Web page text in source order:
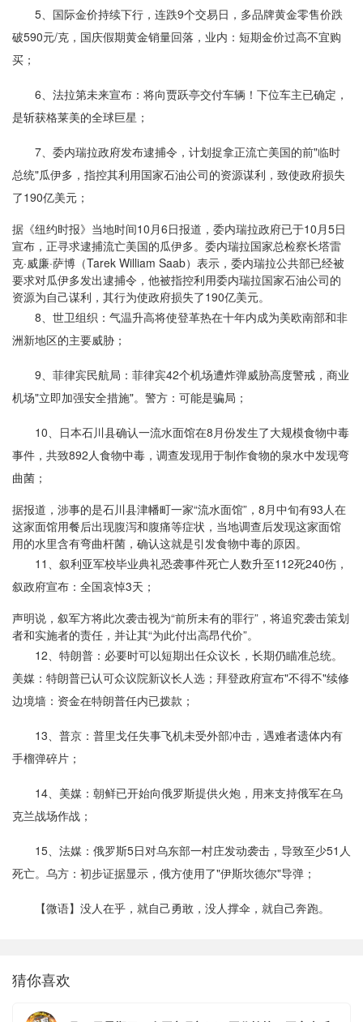
5、国际金价持续下行，连跌9个交易日，多品牌黄金零售价跌
破590元/克，国庆假期黄金销量回落，业内：短期金价过高不宜购
买；
6、法拉第未来宣布：将向贾跃亭交付车辆！下位车主已确定，
是斩获格莱美的全球巨星；
7、委内瑞拉政府发布逮捕令，计划捉拿正流亡美国的前"临时
总统"瓜伊多，指控其利用国家石油公司的资源谋利，致使政府损失
了190亿美元；
据《纽约时报》当地时间10月6日报道，委内瑞拉政府已于10月5日
宣布，正寻求逮捕流亡美国的瓜伊多。委内瑞拉国家总检察长塔雷
克·威廉·萨博（Tarek William Saab）表示，委内瑞拉公共部已经被
要求对瓜伊多发出逮捕令，他被指控利用委内瑞拉国家石油公司的
资源为自己谋利，其行为使政府损失了190亿美元。
8、世卫组织：气温升高将使登革热在十年内成为美欧南部和非
洲新地区的主要威胁；
9、菲律宾民航局：菲律宾42个机场遭炸弹威胁高度警戒，商业
机场"立即加强安全措施"。警方：可能是骗局；
10、日本石川县确认一流水面馆在8月份发生了大规模食物中毒
事件，共致892人食物中毒，调查发现用于制作食物的泉水中发现弯
曲菌；
据报道，涉事的是石川县津幡町一家“流水面馆”，8月中旬有93人在
这家面馆用餐后出现腹泻和腹痛等症状，当地调查后发现这家面馆
用的水里含有弯曲杆菌，确认这就是引发食物中毒的原因。
11、叙利亚军校毕业典礼恐袭事件死亡人数升至112死240伤，
叙政府宣布：全国哀悼3天；
声明说，叙军方将此次袭击视为“前所未有的罪行”，将追究袭击策划
者和实施者的责任，并让其“为此付出高昂代价”。
12、特朗普：必要时可以短期出任众议长，长期仍瞄准总统。
美媒：特朗普已认可众议院新议长人选；拜登政府宣布"不得不"续修
边境墙：资金在特朗普任内已拨款；
13、普京：普里戈任失事飞机未受外部冲击，遇难者遗体内有
手榴弹碎片；
14、美媒：朝鲜已开始向俄罗斯提供火炮，用来支持俄军在乌
克兰战场作战；
15、法媒：俄罗斯5日对乌东部一村庄发动袭击，导致至少51人
死亡。乌方：初步证据显示，俄方使用了"伊斯坎德尔"导弹；
【微语】没人在乎，就自己勇敢，没人撑伞，就自己奔跑。
猜你喜欢